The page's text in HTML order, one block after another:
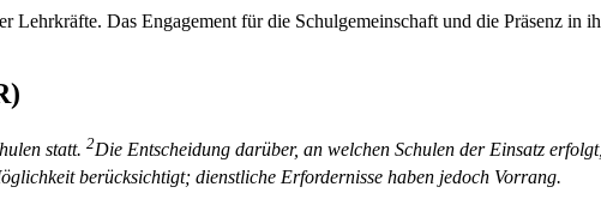
Das Engagement für die Schulgemeinschaft und die Präsenz in
statt. 2Die Ent­scheidung darüber, an welchen Schulen der Einsatz
berücksichtigt; dienstliche Erfordernisse haben jedoch Vorrang.